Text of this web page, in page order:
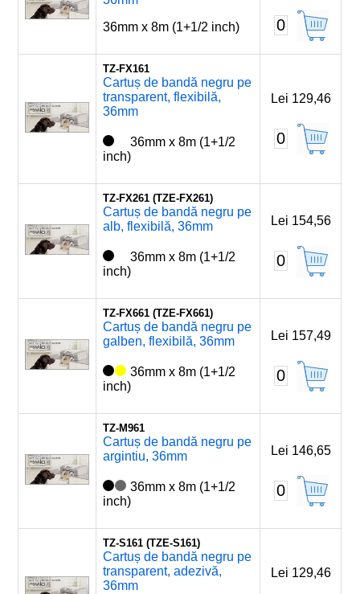
36mm x 8m (1+1/2 inch)
0
TZ-FX161
Cartuș de bandă negru pe
transparent, flexibilă,
36mm
36mm x 8m (1+1/2
inch)
Lei 129,46
0
TZ-FX261 (TZE-FX261)
Cartuș de bandă negru pe
alb, flexibilă, 36mm
36mm x 8m (1+1/2
inch)
Lei 154,56
0
TZ-FX661 (TZE-FX661)
Cartuș de bandă negru pe
galben, flexibilă, 36mm
36mm x 8m (1+1/2
inch)
Lei 157,49
0
TZ-M961
Cartuș de bandă negru pe
argintiu, 36mm
36mm x 8m (1+1/2
inch)
Lei 146,65
0
TZ-S161 (TZE-S161)
Cartuș de bandă negru pe
transparent, adezivă,
36mm
Lei 129,46